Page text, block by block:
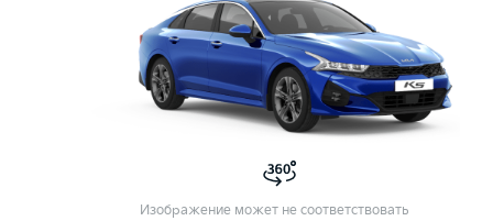
Изображение может не соответствовать